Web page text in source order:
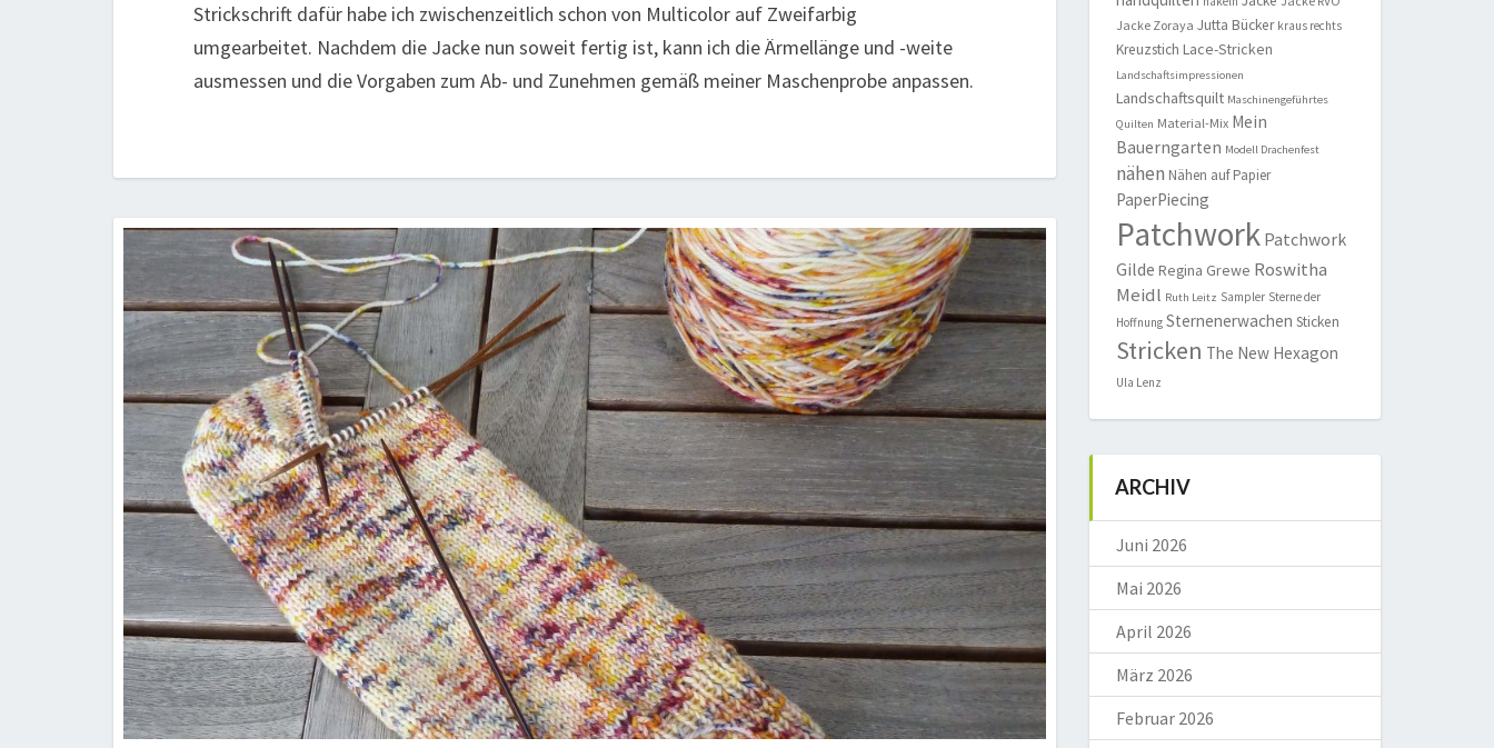
Strickschrift dafür habe ich zwischenzeitlich schon von Multicolor auf Zweifarbig
umgearbeitet. Nachdem die Jacke nun soweit fertig ist, kann ich die Ärmellänge und -weite
ausmessen und die Vorgaben zum Ab- und Zunehmen gemäß meiner Maschenprobe anpassen.
Jacke Zoraya Jutta Bücker kraus rechts
Kreuzstich Lace-Stricken
Landschaftsimpressionen
Landschaftsquilt Maschinengeführtes
Quilten Material-Mix Mein
Bauerngarten Modell Drachenfest
nähen Nähen auf Papier
PaperPiecing
Patchwork Patchwork
Gilde Regina Grewe Roswitha
Meidl Ruth Leitz Sampler Sterne der
Hoffnung Sternenerwachen Sticken
Stricken The New Hexagon
Ula Lenz
ARCHIV
Juni 2026
Mai 2026
April 2026
März 2026
Februar 2026